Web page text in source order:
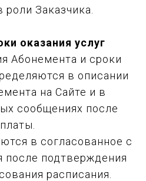
роли Заказчика.
оказания услуг
Абонемента и сроки
в описании
на Сайте и в
сообщениях после
в согласованное с
после подтверждения
расписания.